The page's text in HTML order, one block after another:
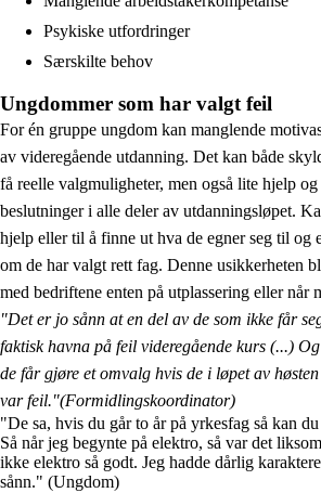
Psykiske utfordringer
Særskilte behov
Ungdommer som har valgt feil
For én gruppe ungdom kan manglende
av videregående utdanning. Det kan både
få reelle valgmuligheter, men også lite hjelp
beslutninger i alle deler av utdanningsløpet.
hjelp eller til å finne ut hva de egner seg til og
om de har valgt rett fag. Denne usikkerheten
med bedriftene enten på utplassering eller når
"Det er jo sånn at en del av de som ikke får
faktisk havna på feil videregående kurs (...)
de får gjøre et omvalg hvis de i løpet av
var feil."(Formidlingskoordinator)
"De sa, hvis du går to år på yrkesfag så kan
Så når jeg begynte på elektro, så var det
ikke elektro så godt. Jeg hadde dårlig
sånn." (Ungdom)